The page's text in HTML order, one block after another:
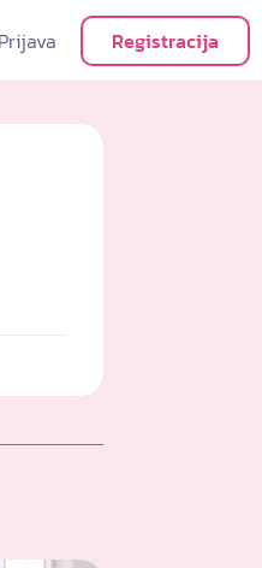
Prijava Registracija